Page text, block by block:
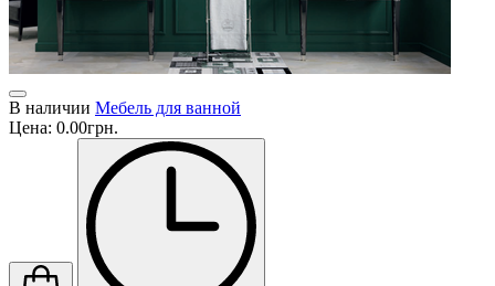
В наличии Мебель для ванной
Цена: 0.00грн.